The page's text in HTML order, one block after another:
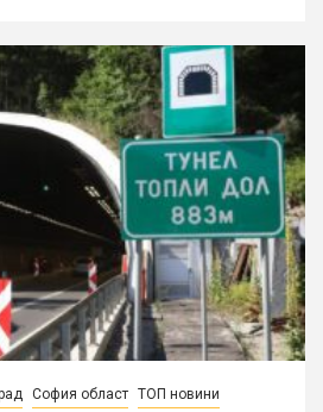
София област ТОП новини